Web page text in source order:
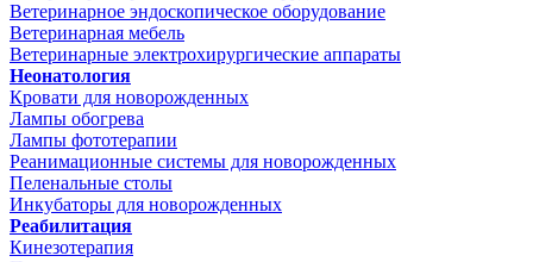
Ветеринарное эндоскопическое оборудование
Ветеринарная мебель
Ветеринарные электрохирургические аппараты
Неонатология
Кровати для новорожденных
Лампы обогрева
Лампы фототерапии
Реанимационные системы для новорожденных
Пеленальные столы
Инкубаторы для новорожденных
Реабилитация
Кинезотерапия